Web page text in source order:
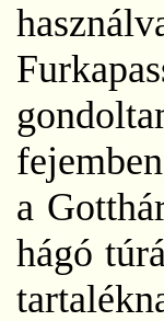
a
hágó